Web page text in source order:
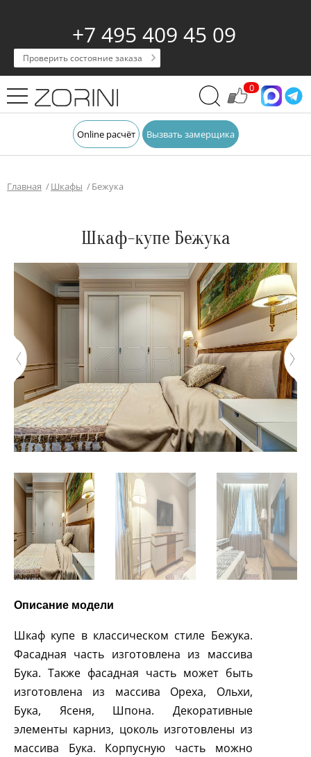
+7 495 409 45 09
Проверить состояние заказа
0
Online расчёт Вызвать замерщика
Главная Шкафы Бежука
Шкаф-купе Бежука
Описание модели
Шкаф купе в классическом стиле Бежука.
Фасадная часть изготовлена из массива
Бука. Также фасадная часть может быть
изготовлена из массива Ореха, Ольхи,
Бука, Ясеня, Шпона. Декоративные
элементы карниз, цоколь изготовлены из
массива Бука. Корпусную часть можно